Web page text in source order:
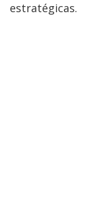
estratégicas.